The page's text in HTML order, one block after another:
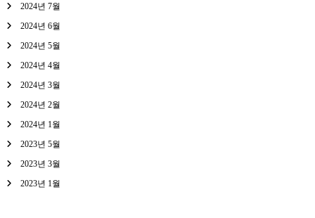
2024년 7월
2024년 6월
2024년 5월
2024년 4월
2024년 3월
2024년 2월
2024년 1월
2023년 5월
2023년 3월
2023년 1월